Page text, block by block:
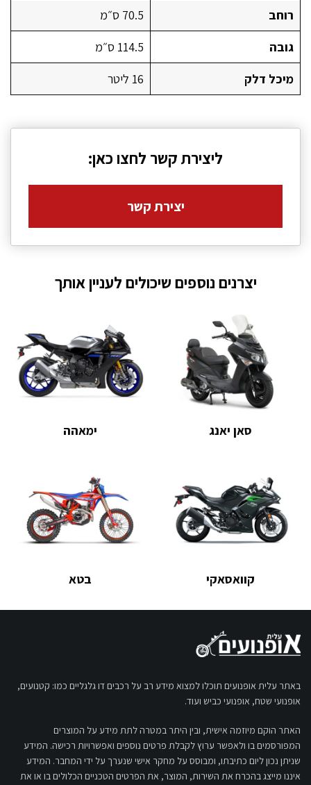
רוחב
70.5 ס״מ
גובה
114.5 ס״מ
מיכל דלק
16 ליטר
ליצירת קשר לחצו כאן:
יצירת קשר
יצרנים נוספים שיכולים לעניין אותך
סאן יאנג ימאהה
קוואסאקי בטא
באתר עלית אופנועים תוכלו למצוא מידע רב על רכבים דו גלגליים כמו: קטנועים,
אופנועי שטח, אופנועי כביש ועוד.
האתר הוקם מיוזמה אישית, ובין היתר במטרה לתת מידע על המוצרים
המפורסמים בו ולאפשר ערוץ לקבלת פרטים נוספים ואפשרויות רכישה. המידע
שניתן נכון ליום כתיבתו, ומבוסס על מחקר אישי שנערך על ידי המחבר. המידע
איננו מייצג בהכרח את השירות, המוצר, את הפרטים הטכניים הכלולים בו או את